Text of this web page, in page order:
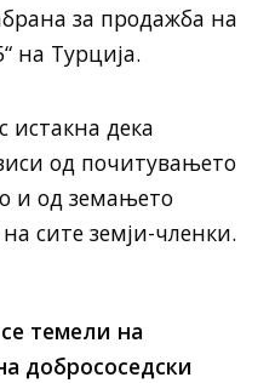
за продажба на
на Турција.
истакна дека
од почитувањето
и од земањето
сите земји-членки.
темели на
добрососедски